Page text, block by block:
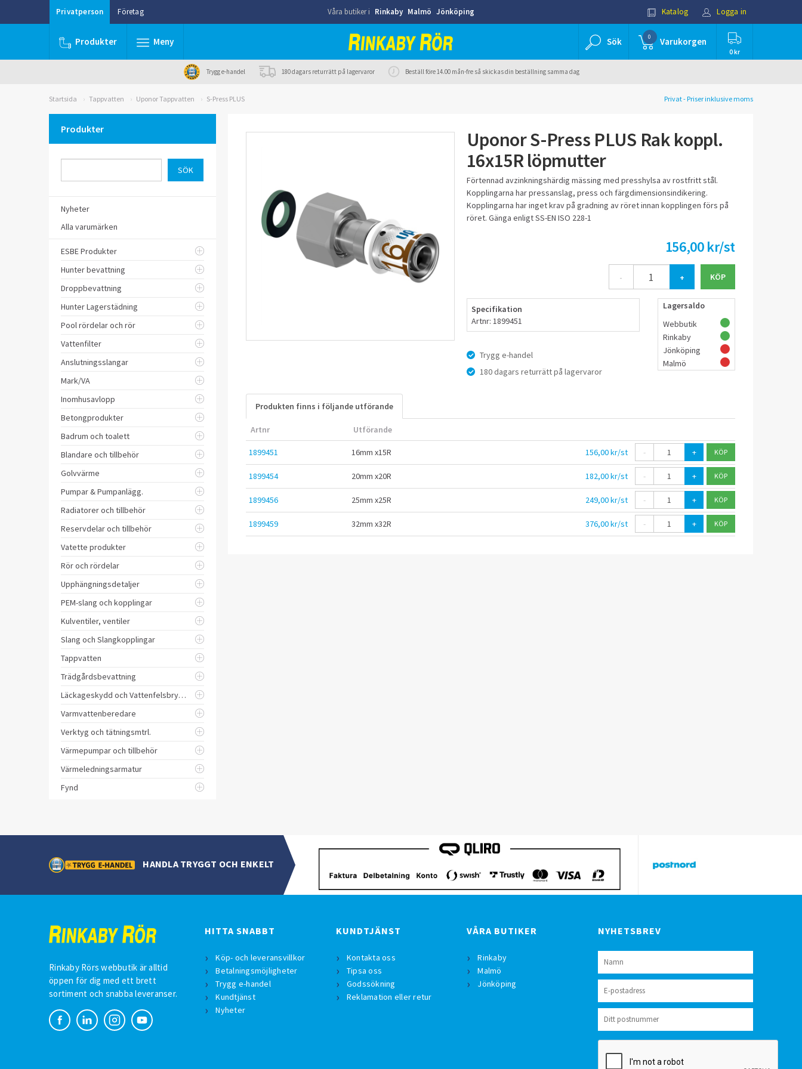
Privatperson Företag Våra butiker i Rinkaby Malmö Jönköping Katalog Logga in
Produkter Meny Sök 0 Varukorgen
0 kr
Trygg e-handel 180 dagars returrätt på lagervaror Beställ före 14.00 mån-fre så skickas din beställning samma dag
Startsida Tappvatten Uponor Tappvatten S-Press PLUS Privat - Priser inklusive moms
Produkter
Nyheter
Alla varumärken
ESBE Produkter
Hunter bevattning
Droppbevattning
Hunter Lagerstädning
Pool rördelar och rör
Vattenfilter
Anslutningsslangar
Mark/VA
Inomhusavlopp
Betongprodukter
Badrum och toalett
Blandare och tillbehör
Golvvärme
Pumpar & Pumpanlägg.
Radiatorer och tillbehör
Reservdelar och tillbehör
Vatette produkter
Rör och rördelar
Upphängningsdetaljer
PEM-slang och kopplingar
Kulventiler, ventiler
Slang och Slangkopplingar
Tappvatten
Trädgårdsbevattning
Läckageskydd och Vattenfelsbrytare
Varmvattenberedare
Verktyg och tätningsmtrl.
Värmepumpar och tillbehör
Värmeledningsarmatur
Fynd
Uponor S-Press PLUS Rak koppl.
16x15R löpmutter
Förtennad avzinkningshärdig mässing med presshylsa av rostfritt stål.
Kopplingarna har pressanslag, press och färgdimensionsindikering.
Kopplingarna har inget krav på gradning av röret innan kopplingen förs på
röret. Gänga enligt SS-EN ISO 228-1
156,00 kr/st
- +
Specifikation
Artnr: 1899451
Trygg e-handel
180 dagars returrätt på lagervaror
Lagersaldo
Webbutik
Rinkaby
Jönköping
Malmö
Produkten finns i följande utförande
Artnr Utförande
1899451 16mm x15R 156,00 kr/st - +
1899454 20mm x20R 182,00 kr/st - +
1899456 25mm x25R 249,00 kr/st - +
1899459 32mm x32R 376,00 kr/st - +
HANDLA TRYGGT OCH ENKELT
Rinkaby Rörs webbutik är alltid
öppen för dig med ett brett
sortiment och snabba leveranser.
HITTA SNABBT
Köp- och leveransvillkor
Betalningsmöjligheter
Trygg e-handel
Kundtjänst
Nyheter
KUNDTJÄNST
Kontakta oss
Tipsa oss
Godssökning
Reklamation eller retur
VÅRA BUTIKER
Rinkaby
Malmö
Jönköping
NYHETSBREV